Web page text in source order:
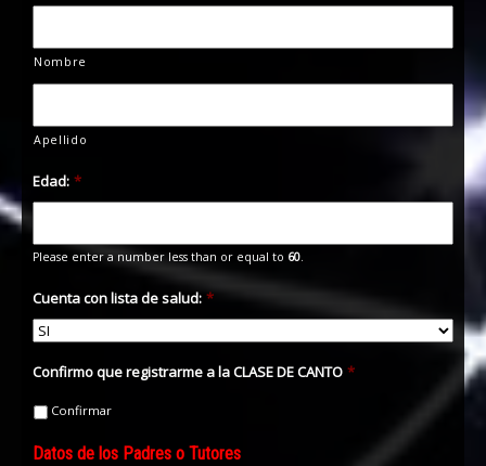
Nombre
Apellido
Edad: *
Please enter a number less than or equal to 60.
Cuenta con lista de salud: *
Confirmo que registrarme a la CLASE DE CANTO *
Confirmar
Datos de los Padres o Tutores